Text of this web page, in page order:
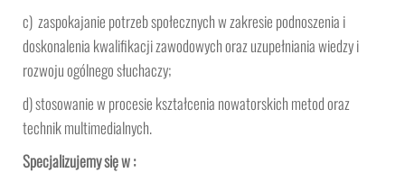
c) zaspokajanie potrzeb społecznych w zakresie podnoszenia i
doskonalenia kwalifikacji zawodowych oraz uzupełniania wiedzy i
rozwoju ogólnego słuchaczy;
d) stosowanie w procesie kształcenia nowatorskich metod oraz
technik multimedialnych.
Specjalizujemy się w :